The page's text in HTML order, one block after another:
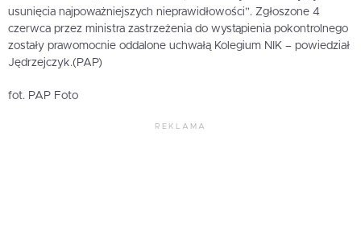
usunięcia najpoważniejszych nieprawidłowości”. Zgłoszone 4
czerwca przez ministra zastrzeżenia do wystąpienia pokontrolnego
zostały prawomocnie oddalone uchwałą Kolegium NIK – powiedział
Jędrzejczyk.(PAP)
fot. PAP Foto
REKLAMA